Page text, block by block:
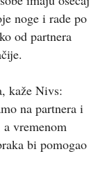
noge i rade po
od partnera
kaže Nivs:
na partnera i
vremenom
bi pomogao